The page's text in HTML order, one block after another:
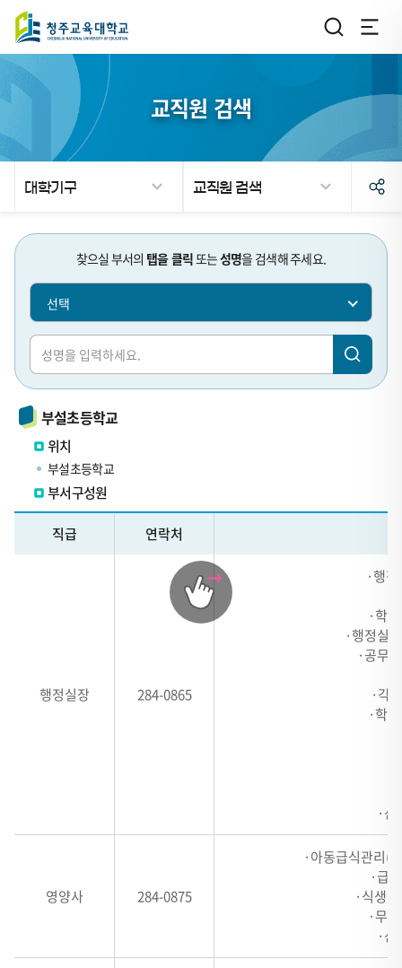
교직원 검색
대학기구 교직원 검색
찾으실 부서의 탭을 클릭또는성명을 검색해 주세요.
선택
부설초등학교
위치
부설초등학교
부서구성원
테
블
HEADER
HEADER
구
직급 연락처
행정실장 284-0865
·행
·학
·행정실
·공무
·각
·학
·
영양사 284-0875
·아동급식관리(
·급
·식생
·무
·